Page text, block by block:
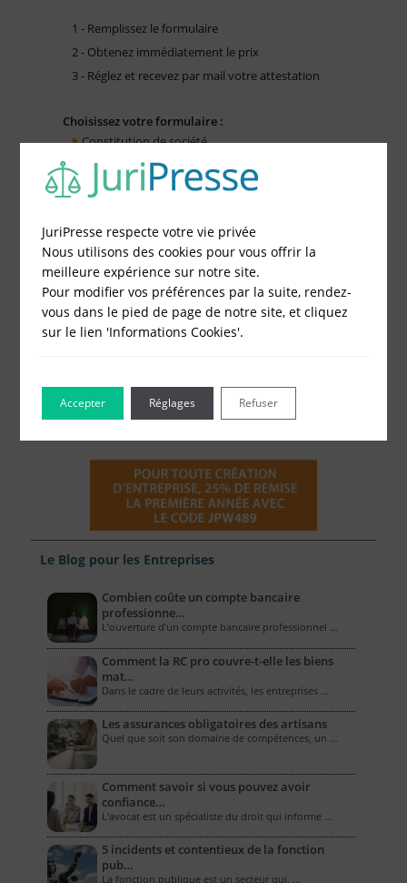
1 - Remplissez le formulaire
2 - Obtenez immédiatement le prix
3 - Réglez et recevez par mail votre attestation
Choisissez votre formulaire :
Constitution de société
Modification de société
Fonds de Commerce
Le Blog pour les Entreprises
Combien coûte un compte bancaire
professionne…
L’ouverture d’un compte bancaire professionnel …
Comment la RC pro couvre-t-elle les biens
mat…
Dans le cadre de leurs activités, les entreprises …
Les assurances obligatoires des artisans
Quel que soit son domaine de compétences, un …
Comment savoir si vous pouvez avoir
confiance…
L'avocat est un spécialiste du droit qui informe …
5 incidents et contentieux de la fonction
pub…
La fonction publique est un secteur qui, …
JuriPresse respecte votre vie privée
Nous utilisons des cookies pour vous offrir la
meilleure expérience sur notre site.
Pour modifier vos préférences par la suite, rendez-
vous dans le pied de page de notre site, et cliquez
sur le lien 'Informations Cookies'.
Accepter Refuser
Réglages